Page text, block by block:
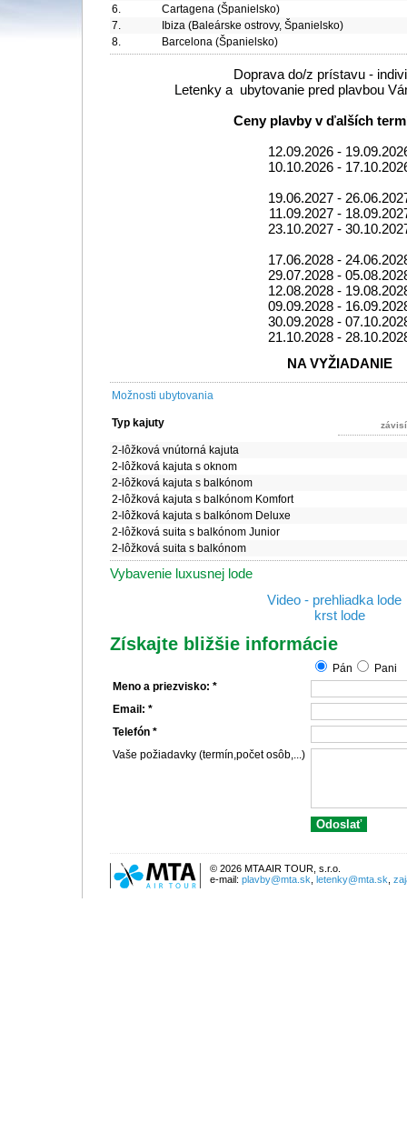
6.
Cartagena (Španielsko)
7.
Ibiza (Baleárske ostrovy, Španielsko)
8.
Barcelona (Španielsko)
Doprava do/z prístavu -
Letenky a ubytovanie pred plavbou
Ceny plavby v ďalších
12.09.2026 -
10.10.2026 -
19.06.2027 -
11.09.2027 -
23.10.2027 -
17.06.2028 -
29.07.2028 -
12.08.2028 -
09.09.2028 -
30.09.2028 -
21.10.2028 -
NA VYŽIADANIE
Možnosti ubytovania
Typ kajuty
2-lôžková vnútorná kajuta
2-lôžková kajuta s oknom
2-lôžková kajuta s balkónom
2-lôžková kajuta s balkónom Komfort
2-lôžková kajuta s balkónom Deluxe
2-lôžková suita s balkónom Junior
2-lôžková suita s balkónom
Vybavenie luxusnej lode
Video - prehliadka
krst lode
Získajte bližšie informácie
Pán
Pani
Meno a priezvisko: *
Email: *
Telefón *
Vaše požiadavky (termín,počet osôb,...)
© 2026 MTA AIR TOUR, s.r.o.
e-mail: plavby@mta.sk letenky@mta.sk